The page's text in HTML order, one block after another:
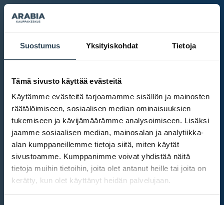
Suostumus Yksityiskohdat Tietoja
Tämä sivusto käyttää evästeitä
Käytämme evästeitä tarjoamamme sisällön ja mainosten
räätälöimiseen, sosiaalisen median ominaisuuksien
tukemiseen ja kävijämäärämme analysoimiseen. Lisäksi
jaamme sosiaalisen median, mainosalan ja analytiikka-
alan kumppaneillemme tietoja siitä, miten käytät
sivustoamme. Kumppanimme voivat yhdistää näitä
tietoja muihin tietoihin, joita olet antanut heille tai joita on
kerätty, kun olet käyttänyt heidän palvelujaan.
Kauppakeskus Arabia